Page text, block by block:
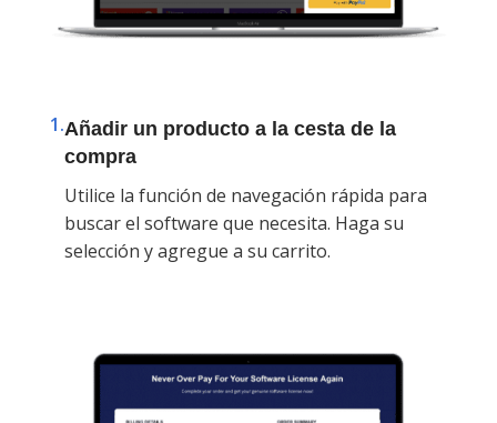
1.Añadir un producto a la cesta de la
compra
Utilice la función de navegación rápida para
buscar el software que necesita. Haga su
selección y agregue a su carrito.